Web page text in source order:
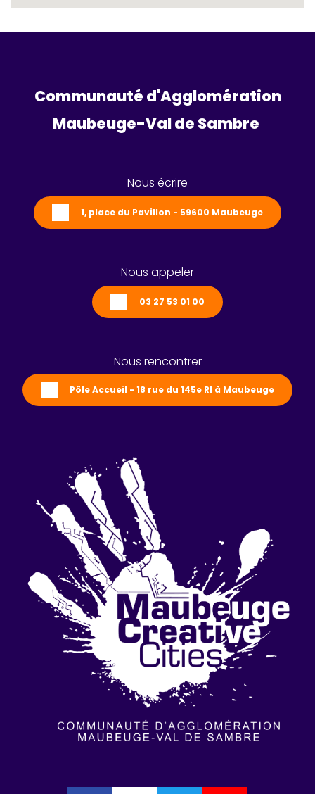
Communauté d'Agglomération
Maubeuge-Val de Sambre
Nous écrire
1, place du Pavillon - 59600 Maubeuge
Nous appeler
03 27 53 01 00
Nous rencontrer
Pôle Accueil - 18 rue du 145e RI à Maubeuge